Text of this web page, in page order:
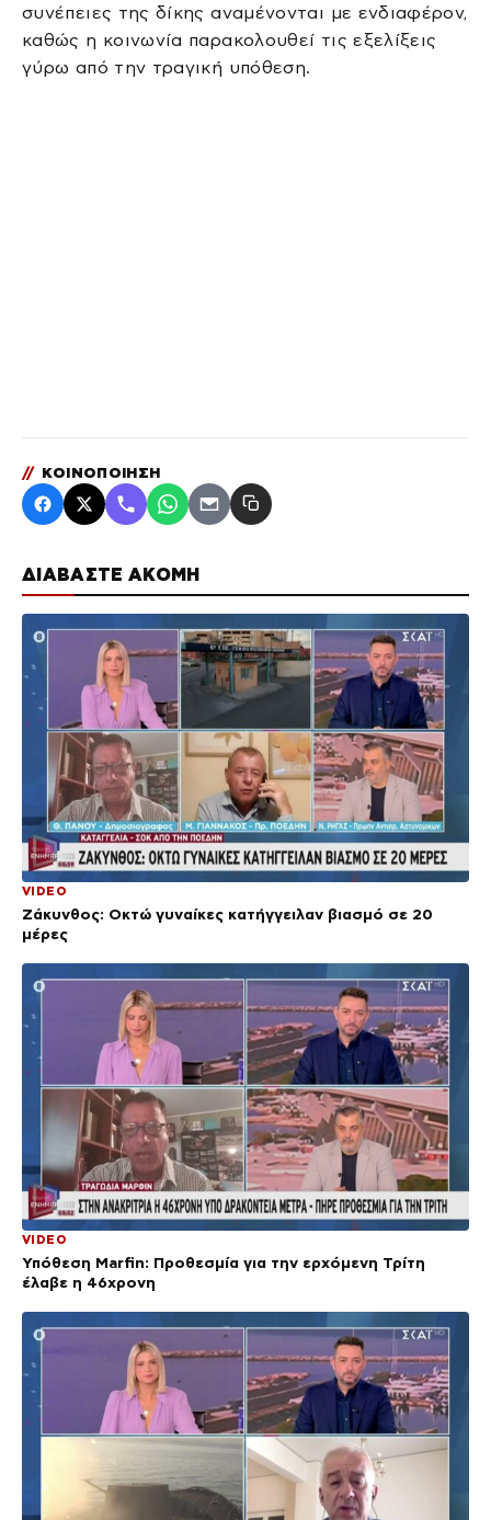
ΔΙΑΒΑΣΤΕ ΑΚΟΜΗ
VIDEO
Ζάκυνθος: Οκτώ γυναίκες κατήγγειλαν βιασμό σε 20
μέρες
VIDEO
Υπόθεση Marfin: Προθεσμία για την ερχόμενη Τρίτη
έλαβε η 46χρονη
συνέπειες της δίκης αναμένονται με ενδιαφέρον,
καθώς η κοινωνία παρακολουθεί τις εξελίξεις
γύρω από την τραγική υπόθεση.
// ΚΟΙΝΟΠΟΙΗΣΗ